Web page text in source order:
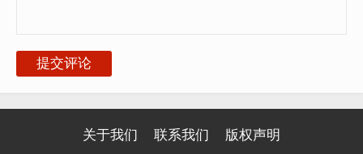
提交评论
关于我们 联系我们 版权声明